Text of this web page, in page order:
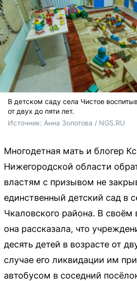
В детском саду села Чистое
от двух до пяти лет.
Источник: Анна Золотова / NGS.RU
Многодетная мать и блогер
Нижегородской области
властям с призывом не
единственный детский сад в
Чкаловского района. В
она рассказала, что
десять детей в возрасте от
случае его ликвидации им
автобусом в соседний